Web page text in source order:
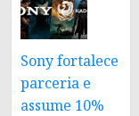
Sony fortalece
parceria e
assume 10%